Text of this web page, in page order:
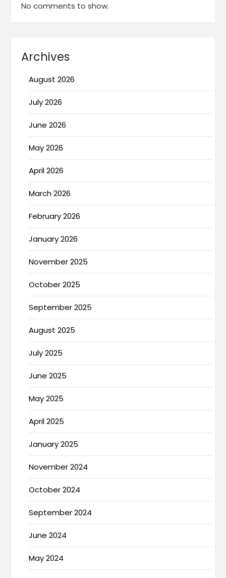
No comments to show.
Archives
August 2026
July 2026
June 2026
May 2026
April 2026
March 2026
February 2026
January 2026
November 2025
October 2025
September 2025
August 2025
July 2025
June 2025
May 2025
April 2025
January 2025
November 2024
October 2024
September 2024
June 2024
May 2024